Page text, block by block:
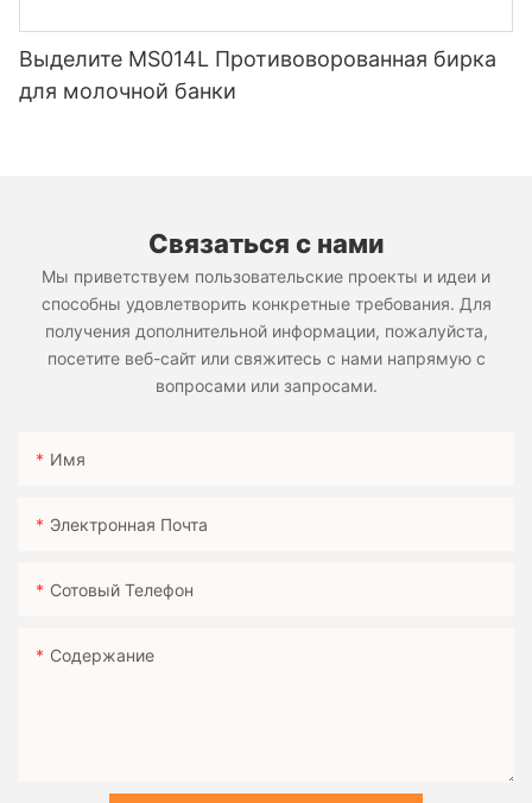
Выделите MS014L Противоворованная бирка
для молочной банки
Связаться с нами
Мы приветствуем пользовательские проекты и идеи и
способны удовлетворить конкретные требования. Для
получения дополнительной информации, пожалуйста,
посетите веб-сайт или свяжитесь с нами напрямую с
вопросами или запросами.
Имя
Электронная Почта
Сотовый Телефон
Содержание